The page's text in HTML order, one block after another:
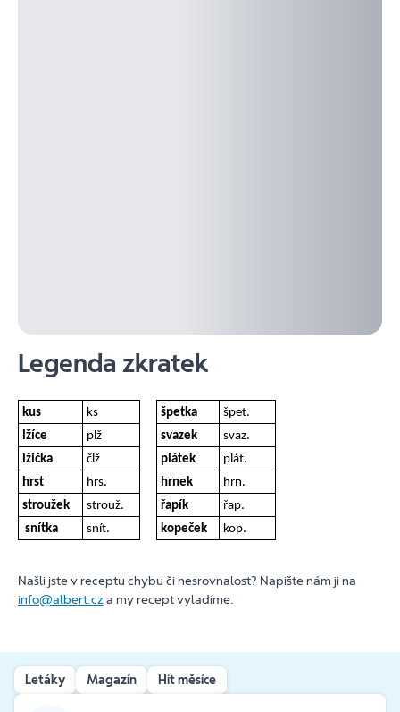
Legenda zkratek
kus ks špetka
špet.
lžíce
plž svazek
svaz.
lžička
člž plátek
plát.
hrst
hrs. hrnek
hrn.
stroužek
strouž. řapík
řap.
snítka
snít. kopeček kop.
Našli jste v receptu chybu či nesrovnalost? Napište nám ji na
info@albert.cza my recept vyladíme.
Letáky Magazín Hit měsíce